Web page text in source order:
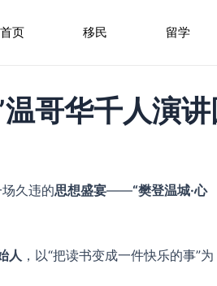
首页 移民 留学
哥华千人演
久违的思想盛宴——“樊登温城·心
人 ，以“把读书变成一件快乐的事”为